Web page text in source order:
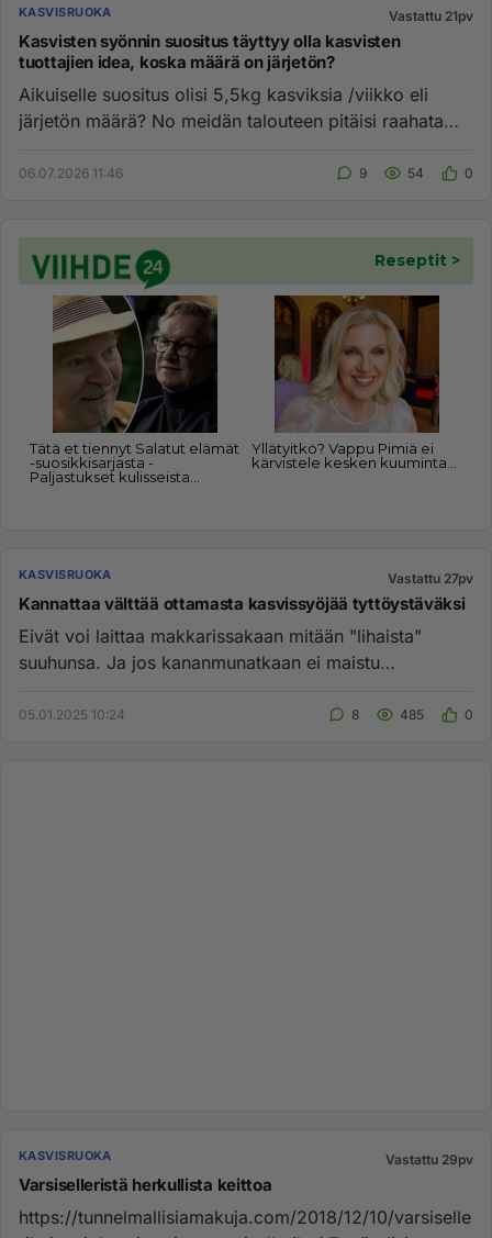
KASVISRUOKA Vastattu 21pv
Kasvisten syönnin suositus täyttyy olla kasvisten
tuottajien idea, koska määrä on järjetön?
Aikuiselle suositus olisi 5,5kg kasviksia /viikko eli
järjetön määrä? No meidän talouteen pitäisi raahata
06.07.2026 11:46 9 54 0
KASVISRUOKA Vastattu 27pv
Kannattaa välttää ottamasta kasvissyöjää tyttöystäväksi
Eivät voi laittaa makkarissakaan mitään "lihaista"
suuhunsa. Ja jos kananmunatkaan ei maistu
05.01.2025 10:24 8 485 0
KASVISRUOKA Vastattu 29pv
Varsiselleristä herkullista keittoa
https://tunnelmallisiamakuja.com/2018/12/10/varsiselle